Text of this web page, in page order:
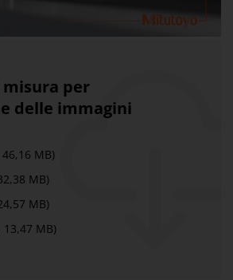
per
delle immagini
MB)
MB)
MB)
13,47 MB)